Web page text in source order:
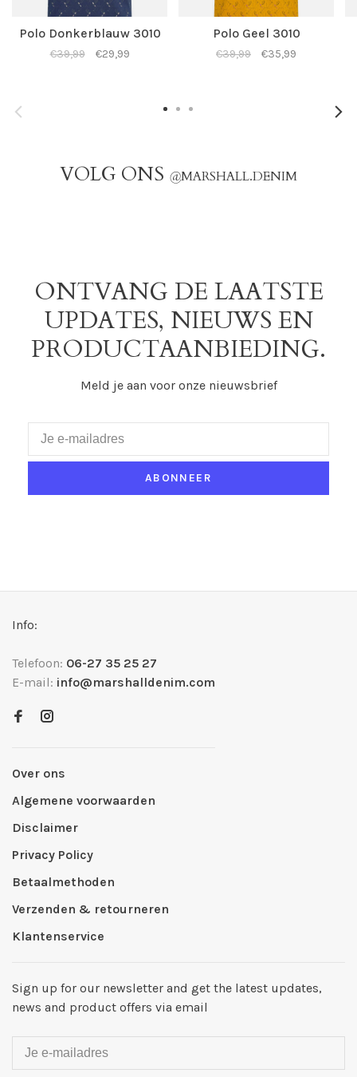
Polo Donkerblauw 3010
€39,99 €29,99
Polo Geel 3010
€39,99 €35,99
VOLG ONS @MARSHALL.DENIM
ONTVANG DE LAATSTE
UPDATES, NIEUWS EN
PRODUCTAANBIEDING.
Meld je aan voor onze nieuwsbrief
ABONNEER
Info:
Telefoon: 06-27 35 25 27
E-mail: info@marshalldenim.com
Over ons
Algemene voorwaarden
Disclaimer
Privacy Policy
Betaalmethoden
Verzenden & retourneren
Klantenservice
Sign up for our newsletter and get the latest updates,
news and product offers via email